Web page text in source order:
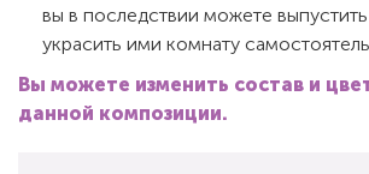
вы в последствии можете
украсить ими комнату
Вы можете изменить состав и
данной композиции.